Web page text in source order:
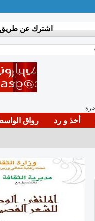
اشترك عن طريق
أخذ و رد رواق